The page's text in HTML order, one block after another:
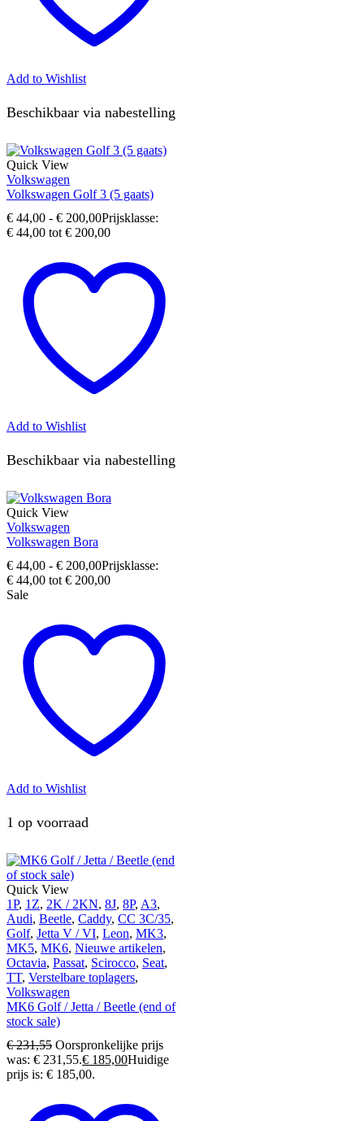
Add to Wishlist
Beschikbaar via nabestelling
Quick View
Volkswagen
Volkswagen Golf 3 (5 gaats)
€ 44,00 - € 200,00Prijsklasse:
€ 44,00 tot € 200,00
Add to Wishlist
Beschikbaar via nabestelling
Quick View
Volkswagen
Volkswagen Bora
€ 44,00 - € 200,00Prijsklasse:
€ 44,00 tot € 200,00
Sale
Add to Wishlist
1 op voorraad
Quick View
1P, 1Z, 2K / 2KN, 8J, 8P, A3,
Audi, Beetle, Caddy, CC 3C/35,
Golf, Jetta V / VI, Leon, MK3,
MK5, MK6, Nieuwe artikelen,
Octavia, Passat, Scirocco, Seat,
TT, Verstelbare toplagers,
Volkswagen
MK6 Golf / Jetta / Beetle (end of
stock sale)
€231,55 Oorspronkelijke prijs
was: € 231,55.€ 185,00Huidige
prijs is: € 185,00.